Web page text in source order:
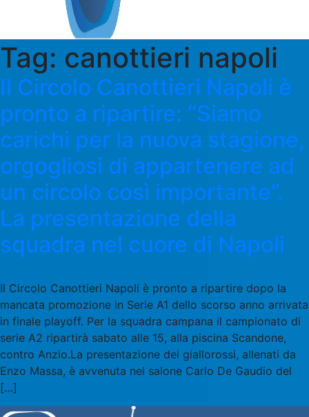
Tag: canottieri napoli
Il Circolo Canottieri Napoli è
pronto a ripartire: “Siamo
carichi per la nuova stagione,
orgogliosi di appartenere ad
un circolo così importante”.
La presentazione della
squadra nel cuore di Napoli
Il Circolo Canottieri Napoli è pronto a ripartire dopo la
mancata promozione in Serie A1 dello scorso anno arrivata
in finale playoff. Per la squadra campana il campionato di
serie A2 ripartirà sabato alle 15, alla piscina Scandone,
contro Anzio.La presentazione dei giallorossi, allenati da
Enzo Massa, è avvenuta nel salone Carlo De Gaudio del
[…]